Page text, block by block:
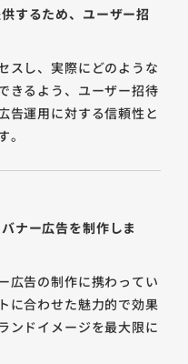
するため、ユーザー招
スし、実際にどのような
きるよう、ユーザー招待
告運用に対する信頼性と
ナー広告を制作しま
広告の制作に携わってい
に合わせた魅力的で効果
ンドイメージを最大限に